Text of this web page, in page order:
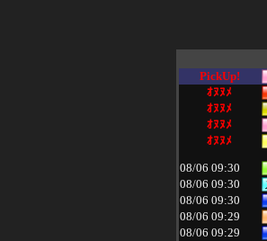
PickUp!
ｵﾇﾇﾒ
ｵﾇﾇﾒ
ｵﾇﾇﾒ
ｵﾇﾇﾒ
08/06 09:30
08/06 09:30
08/06 09:30
08/06 09:29
08/06 09:29